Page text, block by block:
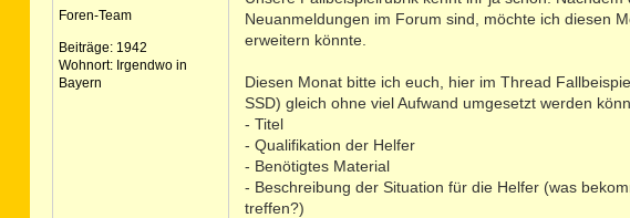
Foren-Team
Beiträge: 1942
Wohnort: Irgendwo in
Bayern
Neuanmeldungen im Forum sind, möchte ich diesen
erweitern könnte.
Diesen Monat bitte ich euch, hier im Thread
SSD) gleich ohne viel Aufwand umgesetzt werden
- Titel
- Qualifikation der Helfer
- Benötigtes Material
- Beschreibung der Situation für die Helfer (was
treffen?)